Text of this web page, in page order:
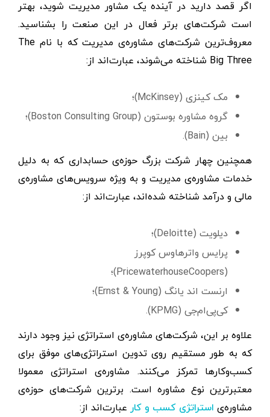
اگر قصد دارید در آینده یک مشاور مدیریت شوید، بهتر
است شرکت‌های برتر فعال در این صنعت را بشناسید.
معروف‌ترین شرکت‌های مشاوره‌ی مدیریت که با نام The
Big Three شناخته می‌شوند، عبارت‌اند از:
مک کینزی (McKinsey)؛
گروه مشاوره بوستون (Boston Consulting Group)؛
بین (Bain).
همچنین چهار شرکت بزرگ حوزه‌ی حسابداری که به دلیل
خدمات مشاوره‌ی مدیریت و به ویژه سرویس‌های مشاوره‌ی
مالی و درآمد شناخته شده‌اند، عبارت‌اند از:
دیلویت (Deloitte)؛
پرایس واترهاوس کوپرز
(PricewaterhouseCoopers)؛
ارنست اند یانگ (Ernst & Young)؛
کی‌پی‌ام‌جی (KPMG).
علاوه بر این، شرکت‌های مشاوره‌ی استراتژی نیز وجود دارند
که به طور مستقیم روی تدوین استراتژی‌های موفق برای
کسب‌وکارها تمرکز می‌کنند. مشاوره‌ی استراتژی معمولا
معتبرترین نوع مشاوره است. برترین شرکت‌های حوزه‌ی
مشاوره‌ی استراتژی کسب و کار عبارت‌اند از: